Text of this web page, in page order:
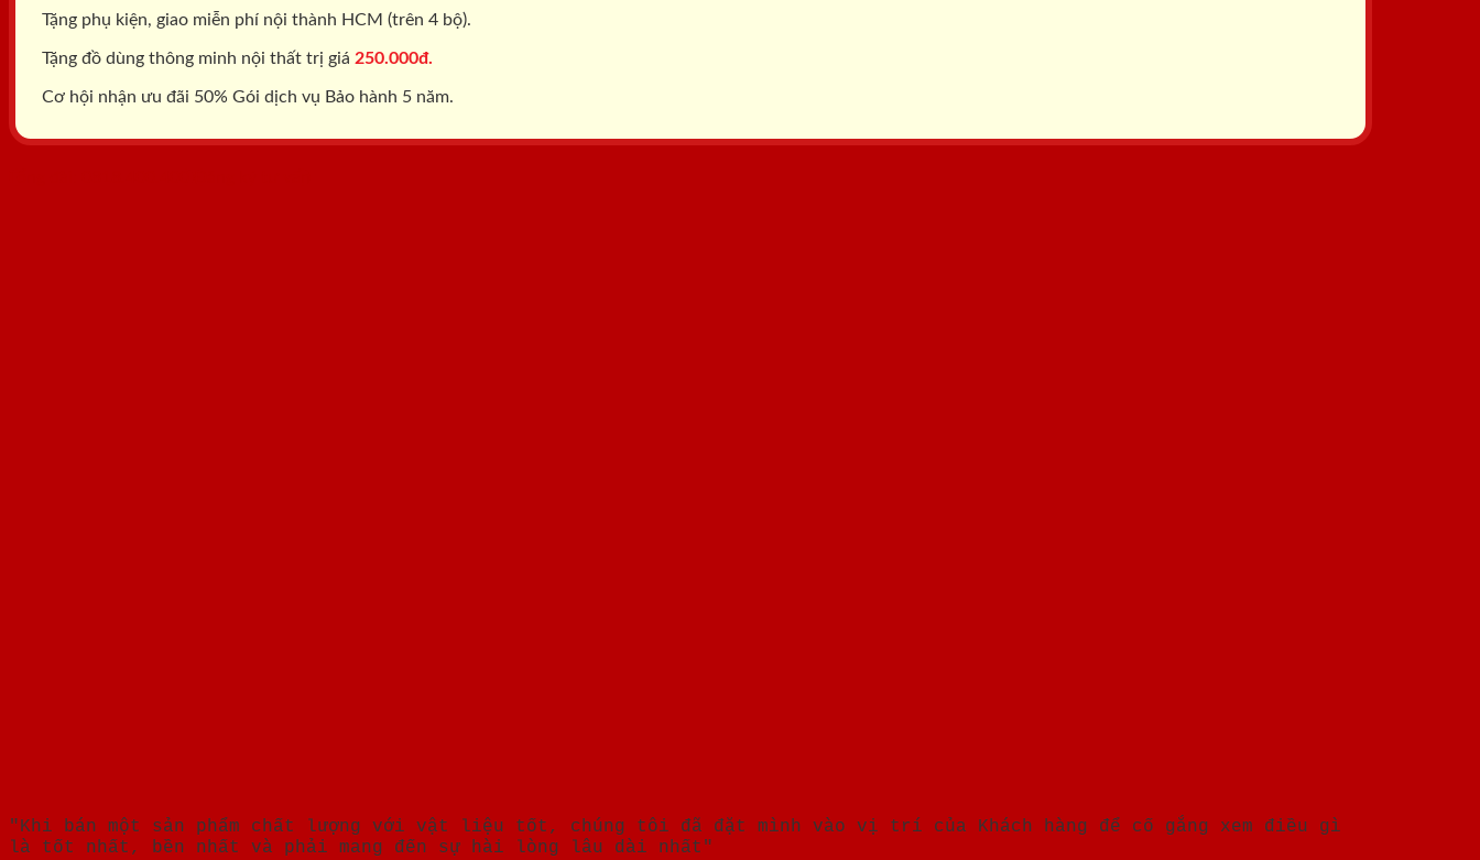
Tặng phụ kiện, giao miễn phí nội thành HCM (trên 4 bộ).
Tặng đồ dùng thông minh nội thất trị giá 250.000đ.
Cơ hội nhận ưu đãi 50% Gói dịch vụ Bảo hành 5 năm.
"Khi bán một sản phẩm chất lượng với vật liệu tốt, chúng tôi đã đặt mình vào vị trí của Khách hàng để cố gắng xem điều gì
là tốt nhất, bền nhất và phải mang đến sự hài lòng lâu dài nhất"